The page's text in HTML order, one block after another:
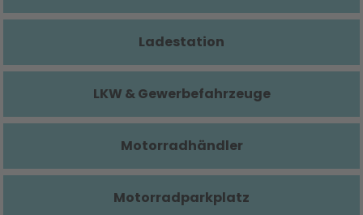
Ladestation
LKW & Gewerbefahrzeuge
Motorradhändler
Motorradparkplatz